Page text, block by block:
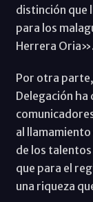
distinción que
para los
Herrera
Por otra
Delegación ha
al
de los
que para el
una riqueza